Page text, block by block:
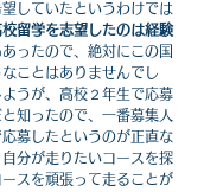
していたというわけでは
校留学を志望したのは経験
あったので、絶対にこの国
ことはありませんでし
うが、高校２年生で応募
知ったので、一番募集人
募したというのが正直な
分が走りたいコースを探
スを頑張って走ることが